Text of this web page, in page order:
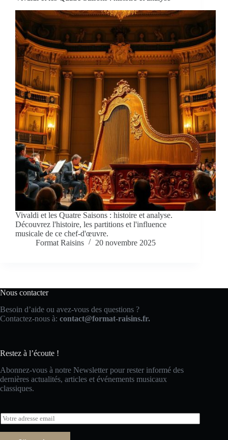
Vivaldi et les Quatre Saisons : histoire et analyse.
Découvrez l'histoire, les partitions et l'influence
musicale de ce chef-d'œuvre.
Format Raisins
20 novembre 2025
Nous contacter
Besoin d’aide ou avez-vous des questions ?
Contactez-nous à: contact@format-raisins.fr.
Restez à l’écoute !
Abonnez-vous à notre Newsletter pour rester informé des
dernières actualités, articles et événements musicaux
classiques.
E
m
a